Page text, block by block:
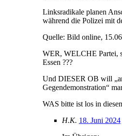
Linksradikale planen
während die Polizei mit
Quelle: Bild online,
WER, WELCHE Partei,
Essen ???
Und DIESER OB will
Gegendemonstration“
WAS bitte ist los in
H.K. 18. Juni 2024